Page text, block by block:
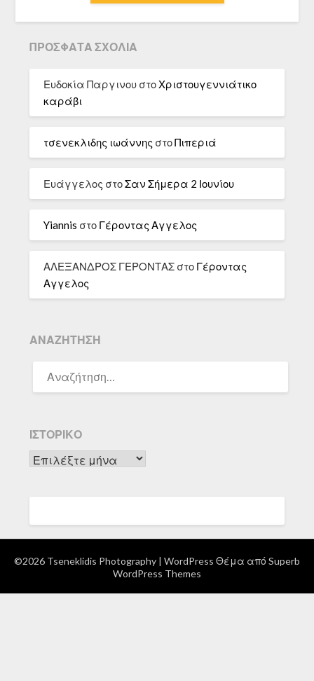
ΠΡΌΣΦΑΤΑ ΣΧΌΛΙΑ
Ευδοκία Παργινου στοΧριστουγεννιάτικο
καράβι
τσενεκλιδης ιωάννης στοΠιπεριά
Ευάγγελος στοΣαν Σήμερα 2 Ιουνίου
Yiannis στο Γέροντας Αγγελος
ΑΛΕΞΑΝΔΡΟΣ ΓΕΡΟΝΤΑΣ στο Γέροντας
Αγγελος
ΑΝΑΖΉΤΗΣΗ
ΓΙΑ:
ΙΣΤΟΡΙΚΌ
Ιστορικό
©2026 Tseneklidis Photography | WordPress Θέμα από Superb
WordPress Themes